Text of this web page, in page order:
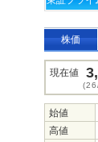
株価
現在値
始値
高値